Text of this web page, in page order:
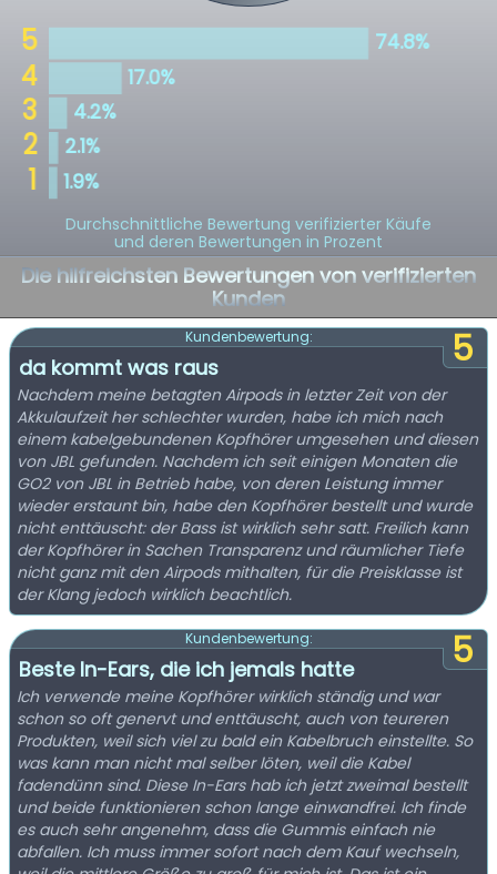
Durchschnittliche Bewertung verifizierter Käufe
und deren Bewertungen in Prozent
Die hilfreichsten Bewertungen von verifizierten
Kunden
5
Kundenbewertung:
da kommt was raus
Nachdem meine betagten Airpods in letzter Zeit von der
Akkulaufzeit her schlechter wurden, habe ich mich nach
einem kabelgebundenen Kopfhörer umgesehen und diesen
von JBL gefunden. Nachdem ich seit einigen Monaten die
GO2 von JBL in Betrieb habe, von deren Leistung immer
wieder erstaunt bin, habe den Kopfhörer bestellt und wurde
nicht enttäuscht: der Bass ist wirklich sehr satt. Freilich kann
der Kopfhörer in Sachen Transparenz und räumlicher Tiefe
nicht ganz mit den Airpods mithalten, für die Preisklasse ist
der Klang jedoch wirklich beachtlich.
5
Kundenbewertung:
Beste In-Ears, die ich jemals hatte
Ich verwende meine Kopfhörer wirklich ständig und war
schon so oft genervt und enttäuscht, auch von teureren
Produkten, weil sich viel zu bald ein Kabelbruch einstellte. So
was kann man nicht mal selber löten, weil die Kabel
fadendünn sind. Diese In-Ears hab ich jetzt zweimal bestellt
und beide funktionieren schon lange einwandfrei. Ich finde
es auch sehr angenehm, dass die Gummis einfach nie
abfallen. Ich muss immer sofort nach dem Kauf wechseln,